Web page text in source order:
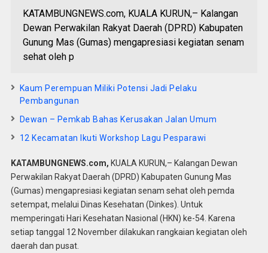
KATAMBUNGNEWS.com, KUALA KURUN,– Kalangan
Dewan Perwakilan Rakyat Daerah (DPRD) Kabupaten
Gunung Mas (Gumas) mengapresiasi kegiatan senam
sehat oleh p
Kaum Perempuan Miliki Potensi Jadi Pelaku
Pembangunan
Dewan – Pemkab Bahas Kerusakan Jalan Umum
12 Kecamatan Ikuti Workshop Lagu Pesparawi
KATAMBUNGNEWS.com, KUALA KURUN,– Kalangan Dewan
Perwakilan Rakyat Daerah (DPRD) Kabupaten Gunung Mas
(Gumas) mengapresiasi kegiatan senam sehat oleh pemda
setempat, melalui Dinas Kesehatan (Dinkes). Untuk
memperingati Hari Kesehatan Nasional (HKN) ke-54. Karena
setiap tanggal 12 November dilakukan rangkaian kegiatan oleh
daerah dan pusat.